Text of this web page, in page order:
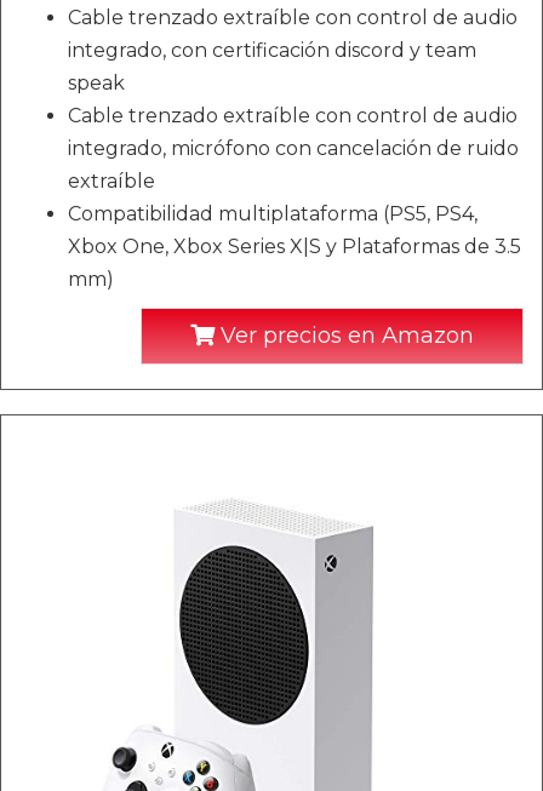
Cable trenzado extraíble con control de audio
integrado, con certificación discord y team
speak
Cable trenzado extraíble con control de audio
integrado, micrófono con cancelación de ruido
extraíble
Compatibilidad multiplataforma (PS5, PS4,
Xbox One, Xbox Series X|S y Plataformas de 3.5
mm)
Ver precios en Amazon